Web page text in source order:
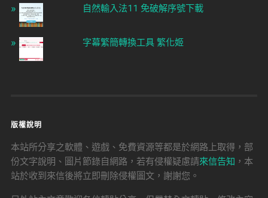
自然輸入法11 免破解序號下載
字幕繁簡轉換工具 繁化姬
版權說明
本站所分享之軟體、遊戲、免費資源等都是於網路上取得，部
份文字說明、圖片節錄自網路，若有侵權疑慮請來信告知 ，本
站於收到來信後將立即刪除侵權圖文，謝謝您。